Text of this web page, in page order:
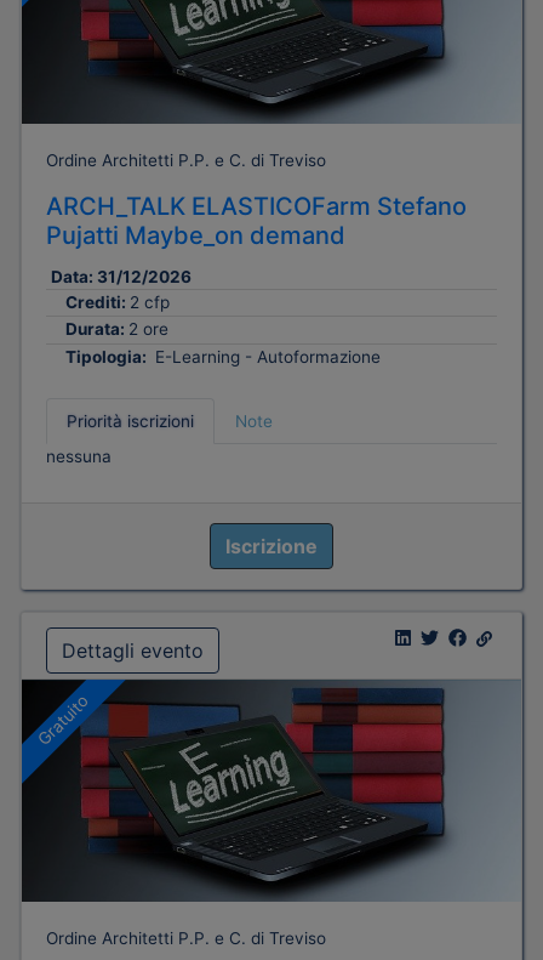
Ordine Architetti P.P. e C. di Treviso
ARCH_TALK ELASTICOFarm Stefano
Pujatti Maybe_on demand
Data: 31/12/2026
Crediti: 2 cfp
Durata: 2 ore
Tipologia: E-Learning - Autoformazione
Priorità iscrizioni
Note
nessuna
Iscrizione
Dettagli evento
Gratuito
Ordine Architetti P.P. e C. di Treviso